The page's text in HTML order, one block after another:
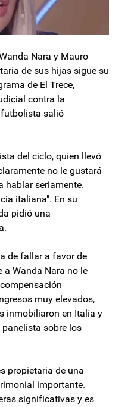
Nara y Mauro
de sus hijas sigue su
de El Trece,
contra la
futbolista salió
del ciclo, quien llevó
no le gustará
hablar seriamente.
italiana". En su
pidió una
de fallar a favor de
a Wanda Nara no le
muy elevados,
inmobiliaron en Italia y
sobre los
propietaria de una
importante.
significativas y es